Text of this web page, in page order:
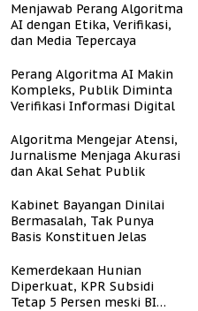
Menjawab Perang Algoritma
AI dengan Etika, Verifikasi,
dan Media Tepercaya
Perang Algoritma AI Makin
Kompleks, Publik Diminta
Verifikasi Informasi Digital
Algoritma Mengejar Atensi,
Jurnalisme Menjaga Akurasi
dan Akal Sehat Publik
Kabinet Bayangan Dinilai
Bermasalah, Tak Punya
Basis Konstituen Jelas
Kemerdekaan Hunian
Diperkuat, KPR Subsidi
Tetap 5 Persen meski BI